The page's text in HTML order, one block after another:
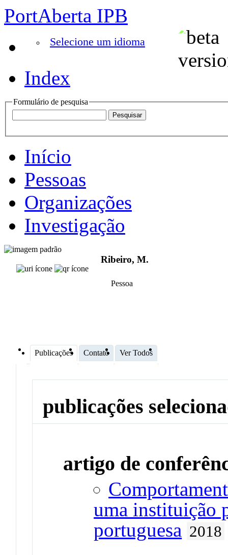
PortAberta IPB
Selecione um idioma
Index
Formulário de pesquisa
Início
Pessoas
Organizações
Investigação
Ribeiro, M.
Pessoa
Publicações Contato Ver Todos
publicações
artigo de
uma instituição
portuguesa 2018